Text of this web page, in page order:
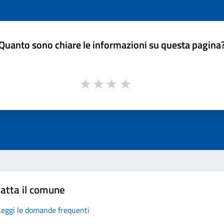
sono chiare le informazioni su questa
il comune
le domande frequenti